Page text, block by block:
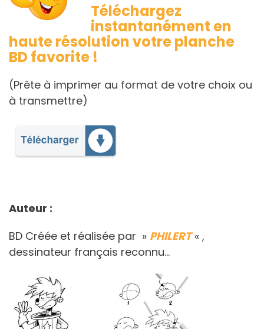
Téléchargez
instantanément en
haute résolution votre planche
BD favorite !
(Prête à imprimer au format de votre choix ou
à transmettre)
Auteur :
BD Créée et réalisée par » PHILERT« ,
dessinateur français reconnu…